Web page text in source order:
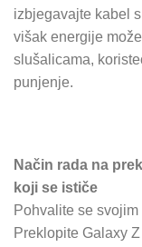
izbjegavajte kabel
višak energije
slušalicama,
punjenje.
Način rada na
koji se ističe
Pohvalite se
Preklopite Galaxy